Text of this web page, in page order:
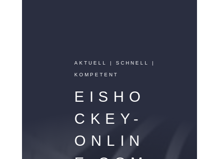
AKTUELL | SCHNELL |
KOMPETENT
EISHO
CKEY-
ONLIN